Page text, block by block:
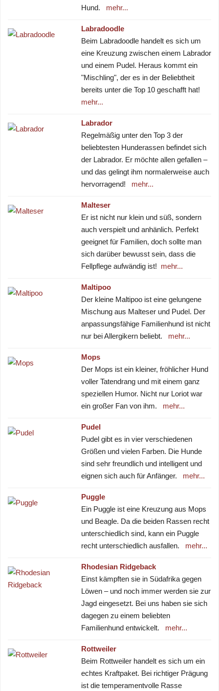
Hund.
mehr...
Labradoodle
Beim Labradoodle handelt es sich um
eine Kreuzung zwischen einem Labrador
und einem Pudel. Heraus kommt ein
"Mischling", der es in der Beliebtheit
bereits unter die Top 10 geschafft hat!
mehr...
Labrador
Regelmäßig unter den Top 3 der
beliebtesten Hunderassen befindet sich
der Labrador. Er möchte allen gefallen –
und das gelingt ihm normalerweise auch
hervorragend!
mehr...
Malteser
Er ist nicht nur klein und süß, sondern
auch verspielt und anhänlich. Perfekt
geeignet für Familien, doch sollte man
sich darüber bewusst sein, dass die
Fellpflege aufwändig ist! mehr...
Maltipoo
Der kleine Maltipoo ist eine gelungene
Mischung aus Malteser und Pudel. Der
anpassungsfähige Familienhund ist nicht
nur bei Allergikern beliebt.
mehr...
Mops
Der Mops ist ein kleiner, fröhlicher Hund
voller Tatendrang und mit einem ganz
speziellen Humor. Nicht nur Loriot war
ein großer Fan von ihm.
mehr...
Pudel
Pudel gibt es in vier verschiedenen
Größen und vielen Farben. Die Hunde
sind sehr freundlich und intelligent und
eignen sich auch für Anfänger.
mehr...
Puggle
Ein Puggle ist eine Kreuzung aus Mops
und Beagle. Da die beiden Rassen recht
unterschiedlich sind, kann ein Puggle
recht unterschiedlich ausfallen.
mehr...
Rhodesian Ridgeback
Einst kämpften sie in Südafrika gegen
Löwen – und noch immer werden sie zur
Jagd eingesetzt. Bei uns haben sie sich
dagegen zu einem beliebten
Familienhund entwickelt.
mehr...
Rottweiler
Beim Rottweiler handelt es sich um ein
echtes Kraftpaket. Bei richtiger Prägung
ist die temperamentvolle Rasse